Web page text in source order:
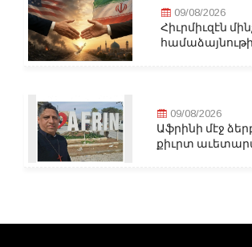
09/08/2026
Հիւրմիւզէն
09/08/2026
Աֆրինի մէջ
քիւրտ